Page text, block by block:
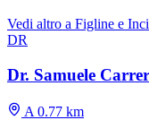
Vedi altro a Figline e
DR
Dr. Samuele
A 0.77 km